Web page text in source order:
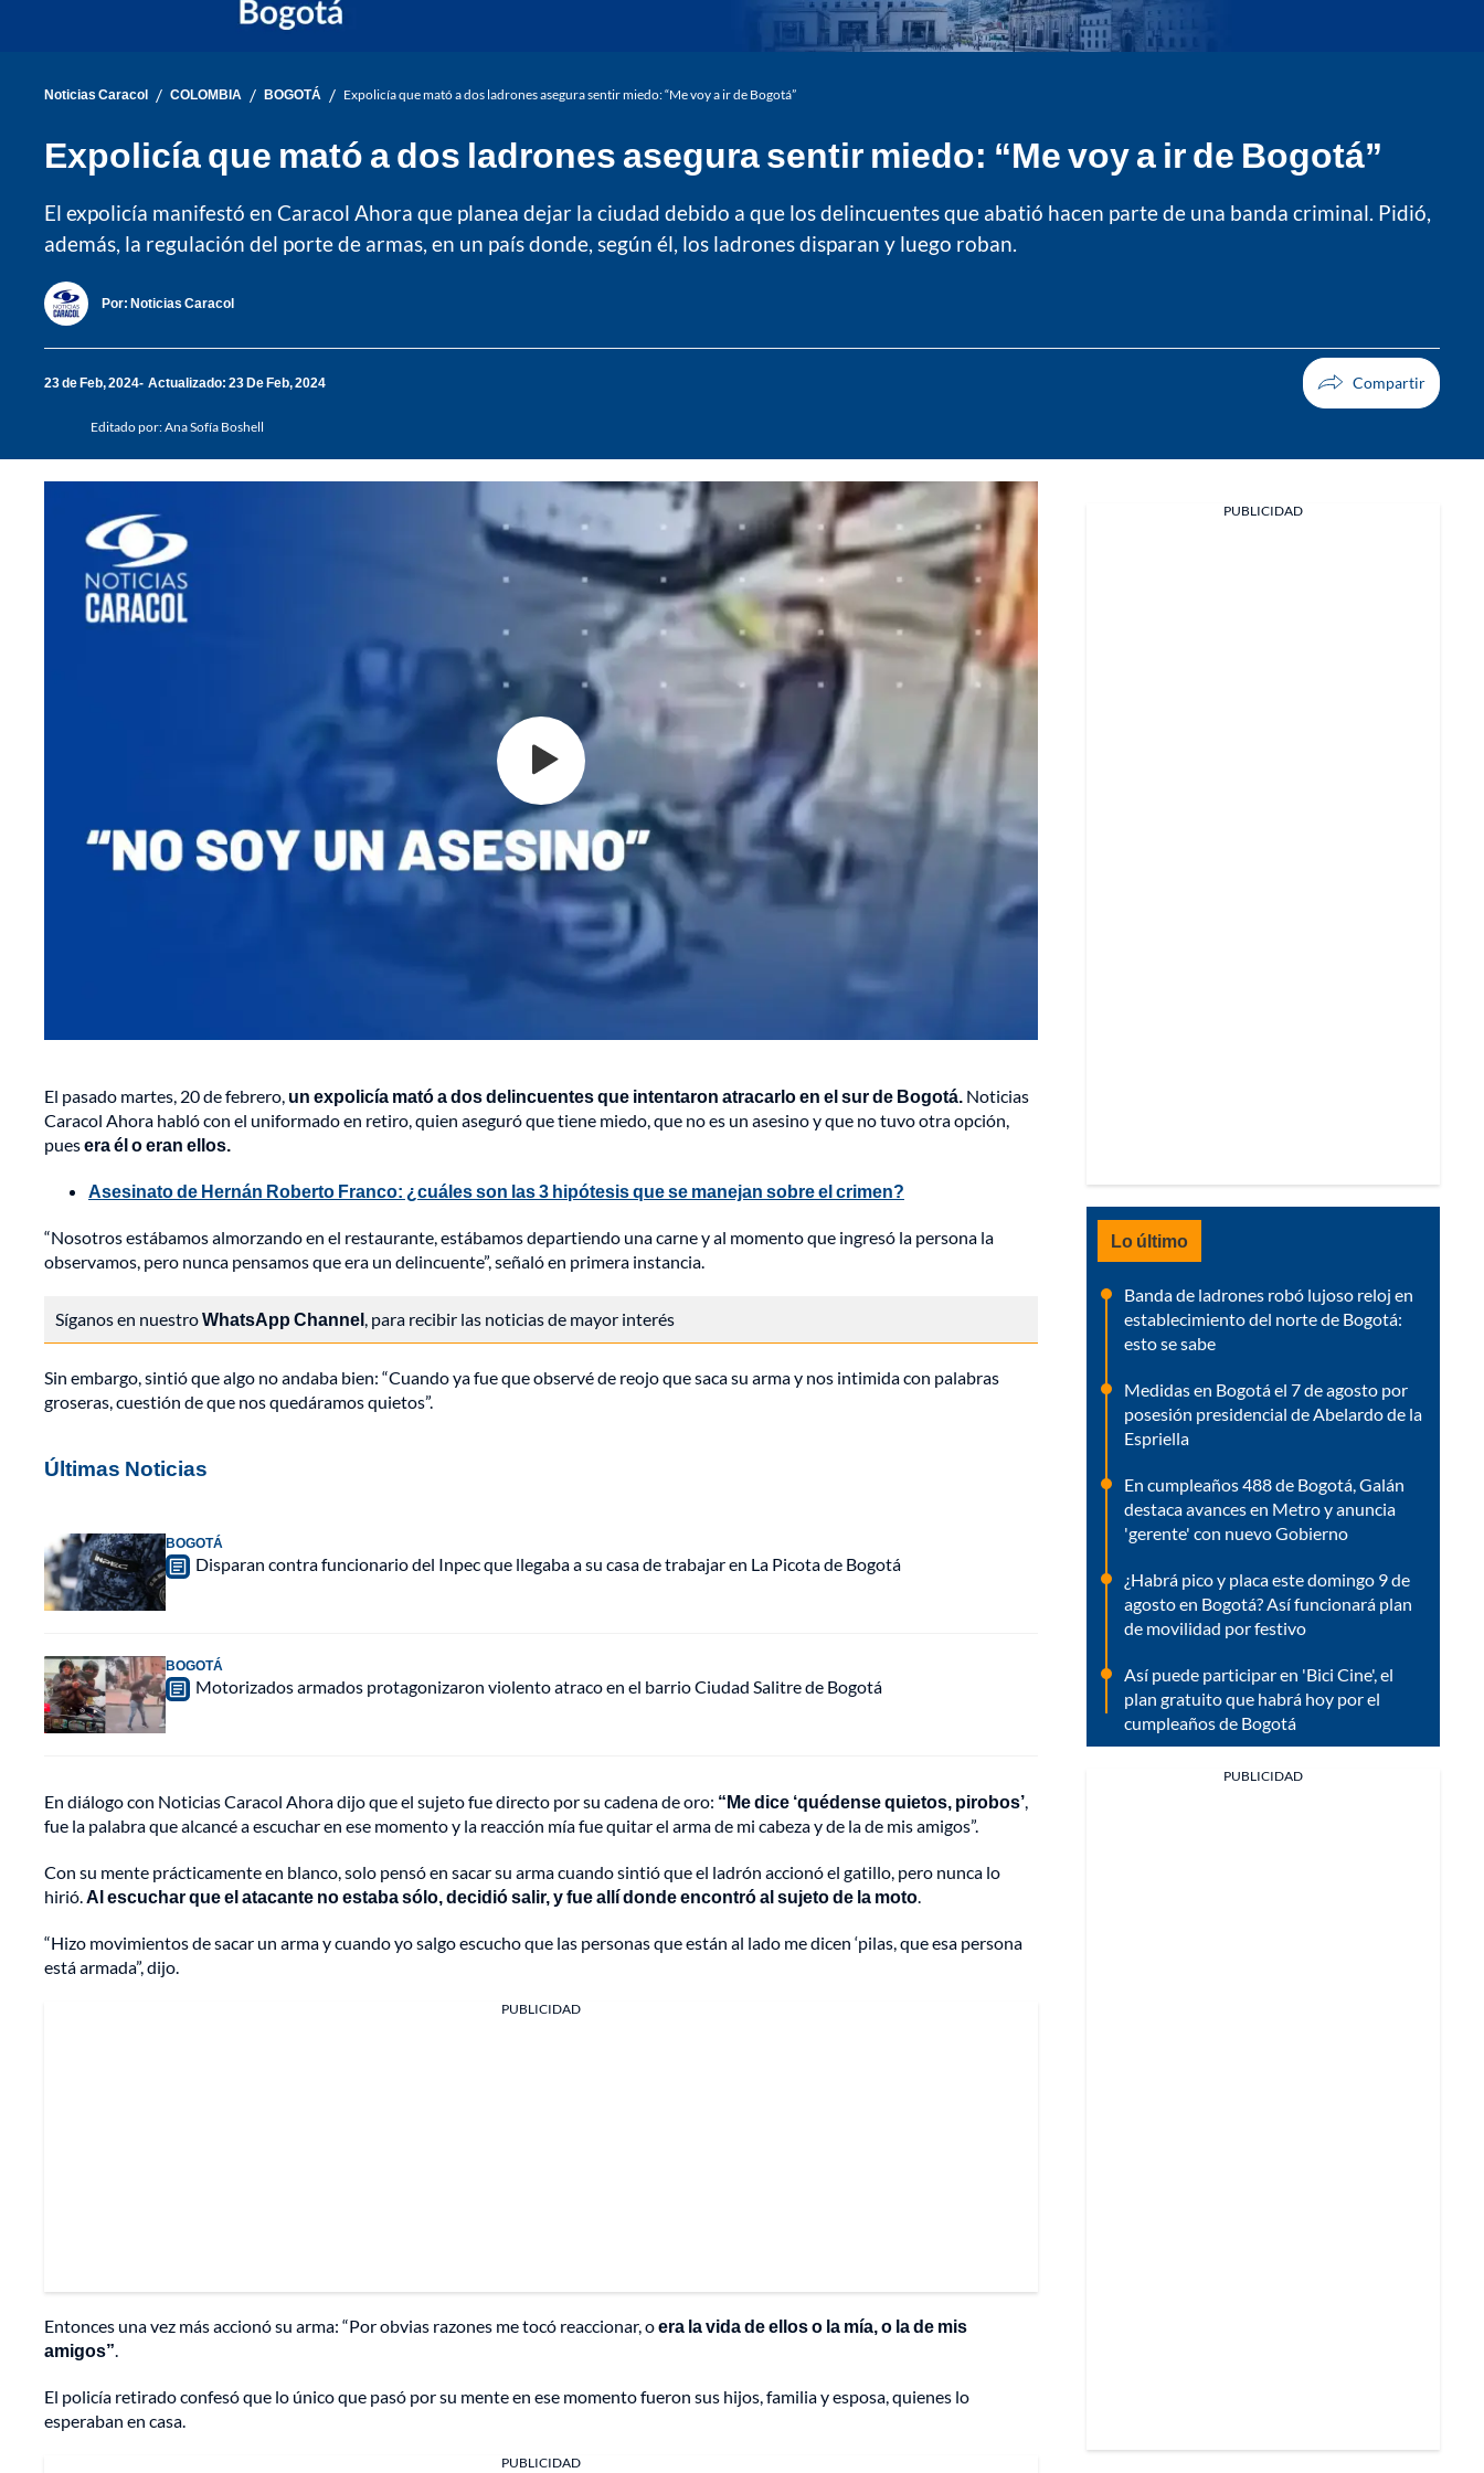
Noticias Caracol / COLOMBIA / BOGOTÁ / Expolicía que mató a dos ladrones asegura sentir miedo: “Me voy a ir de Bogotá”
Expolicía que mató a dos ladrones asegura sentir miedo: “Me voy a ir de Bogotá”
El expolicía manifestó en Caracol Ahora que planea dejar la ciudad debido a que los delincuentes que abatió hacen parte de una banda criminal. Pidió,
además, la regulación del porte de armas, en un país donde, según él, los ladrones disparan y luego roban.
Por: Noticias Caracol
23 de Feb, 2024 Actualizado: 23 De Feb, 2024
Editado por:Ana Sofía Boshell
El pasado martes, 20 de febrero, un expolicía mató a dos delincuentes que intentaron atracarlo en el sur de Bogotá. Noticias
Caracol Ahora habló con el uniformado en retiro, quien aseguró que tiene miedo, que no es un asesino y que no tuvo otra opción,
puesera él o eran ellos.
Asesinato de Hernán Roberto Franco: ¿cuáles son las 3 hipótesis que se manejan sobre el crimen?
“Nosotros estábamos almorzando en el restaurante, estábamos departiendo una carne y al momento que ingresó la persona la
observamos, pero nunca pensamos que era un delincuente”, señaló en primera instancia.
Síganos en nuestroWhatsApp Channel, para recibir las noticias de mayor interés
Sin embargo, sintió que algo no andaba bien: “Cuando ya fue que observé de reojo que saca su arma y nos intimida con palabras
groseras, cuestión de que nos quedáramos quietos”.
Últimas Noticias
BOGOTÁ
Disparan contra funcionario del Inpec que llegaba a su casa de trabajar en La Picota de Bogotá
BOGOTÁ
Motorizados armados protagonizaron violento atraco en el barrio Ciudad Salitre de Bogotá
En diálogo con Noticias Caracol Ahora dijo que el sujeto fue directo por su cadena de oro: “Me dice ‘quédense quietos, pirobos’,
fue la palabra que alcancé a escuchar en ese momento y la reacción mía fue quitar el arma de mi cabeza y de la de mis amigos”.
Con su mente prácticamente en blanco, solo pensó en sacar su arma cuando sintió que el ladrón accionó el gatillo, pero nunca lo
hirió.Al escuchar que el atacante no estaba sólo, decidió salir, y fue allí donde encontró al sujeto de la moto.
“Hizo movimientos de sacar un arma y cuando yo salgo escucho que las personas que están al lado me dicen ‘pilas, que esa persona
está armada”, dijo.
PUBLICIDAD
Entonces una vez más accionó su arma: “Por obvias razones me tocó reaccionar, oera la vida de ellos o la mía, o la de mis
amigos”.
El policía retirado confesó que lo único que pasó por su mente en ese momento fueron sus hijos, familia y esposa, quienes lo
esperaban en casa.
PUBLICIDAD
PUBLICIDAD
Lo último
Banda de ladrones robó lujoso reloj en
establecimiento del norte de Bogotá:
esto se sabe
Medidas en Bogotá el 7 de agosto por
posesión presidencial de Abelardo de la
Espriella
En cumpleaños 488 de Bogotá, Galán
destaca avances en Metro y anuncia
'gerente' con nuevo Gobierno
¿Habrá pico y placa este domingo 9 de
agosto en Bogotá? Así funcionará plan
de movilidad por festivo
Así puede participar en 'Bici Cine', el
plan gratuito que habrá hoy por el
cumpleaños de Bogotá
PUBLICIDAD